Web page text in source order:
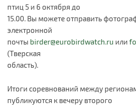
птиц 5 и 6 октября до
15.00. Вы можете отправить
электронной
почты birder@eurobirdwatch.ru или
(Тверская
область).
Итоги соревнований между
публикуются к вечеру второго